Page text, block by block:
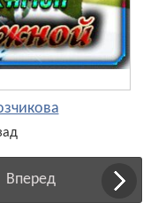
Вперед